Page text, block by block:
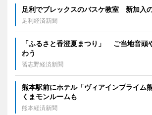
足利でブレックスのバスケ教室 新加入
足利経済新聞
「ふるさと香澄夏まつり」 ご当地音頭
わう
習志野経済新聞
熊本駅前にホテル「ヴィアインプライム
くまモンルームも
熊本経済新聞